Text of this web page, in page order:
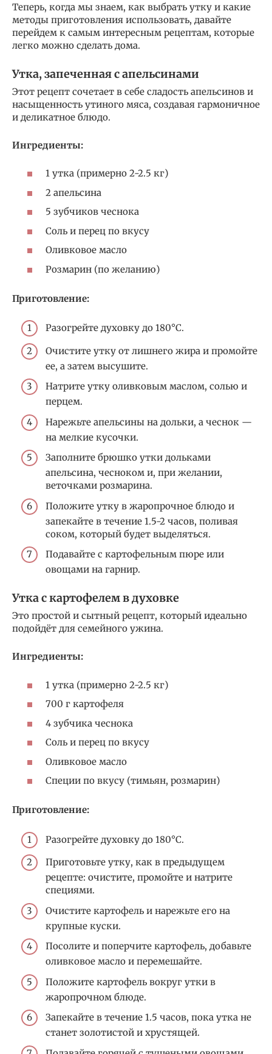
Теперь, когда мы знаем, как выбрать утку и какие
методы приготовления использовать, давайте
перейдем к самым интересным рецептам, которые
легко можно сделать дома.
Утка, запеченная с апельсинами
Этот рецепт сочетает в себе сладость апельсинов и
насыщенность утиного мяса, создавая гармоничное
и деликатное блюдо.
Ингредиенты:
1 утка (примерно 2-2.5 кг)
2 апельсина
5 зубчиков чеснока
Соль и перец по вкусу
Оливковое масло
Розмарин (по желанию)
Приготовление:
Разогрейте духовку до 180°C.
Очистите утку от лишнего жира и промойте
ее, а затем высушите.
Натрите утку оливковым маслом, солью и
перцем.
Нарежьте апельсины на дольки, а чеснок —
на мелкие кусочки.
Заполните брюшко утки дольками
апельсина, чесноком и, при желании,
веточками розмарина.
Положите утку в жаропрочное блюдо и
запекайте в течение 1.5-2 часов, поливая
соком, который будет выделяться.
Подавайте с картофельным пюре или
овощами на гарнир.
Утка с картофелем в духовке
Это простой и сытный рецепт, который идеально
подойдёт для семейного ужина.
Ингредиенты:
1 утка (примерно 2-2.5 кг)
700 г картофеля
4 зубчика чеснока
Соль и перец по вкусу
Оливковое масло
Специи по вкусу (тимьян, розмарин)
Приготовление:
Разогрейте духовку до 180°C.
Приготовьте утку, как в предыдущем
рецепте: очистите, промойте и натрите
специями.
Очистите картофель и нарежьте его на
крупные куски.
Посолите и поперчите картофель, добавьте
оливковое масло и перемешайте.
Положите картофель вокруг утки в
жаропрочном блюде.
Запекайте в течение 1.5 часов, пока утка не
станет золотистой и хрустящей.